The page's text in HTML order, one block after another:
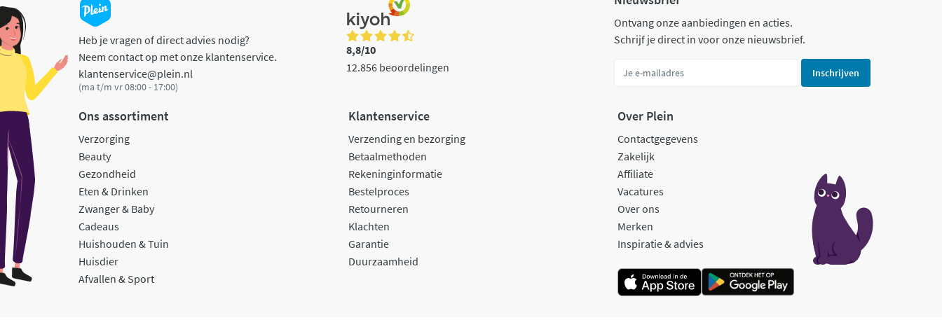
Heb je vragen of direct advies nodig?
Neem contact op met onze klantenservice.
klantenservice@plein.nl
(ma t/m vr 08:00 - 17:00)
8,8/10
12.856 beoordelingen
Ontvang onze aanbiedingen en acties.
Schrijf je direct in voor onze nieuwsbrief.
Inschrijven
Ons assortiment
Verzorging
Beauty
Gezondheid
Eten & Drinken
Zwanger & Baby
Cadeaus
Huishouden & Tuin
Huisdier
Afvallen & Sport
Klantenservice
Verzending en bezorging
Betaalmethoden
Rekeninginformatie
Bestelproces
Retourneren
Klachten
Garantie
Duurzaamheid
Over Plein
Contactgegevens
Zakelijk
Affiliate
Vacatures
Over ons
Merken
Inspiratie & advies